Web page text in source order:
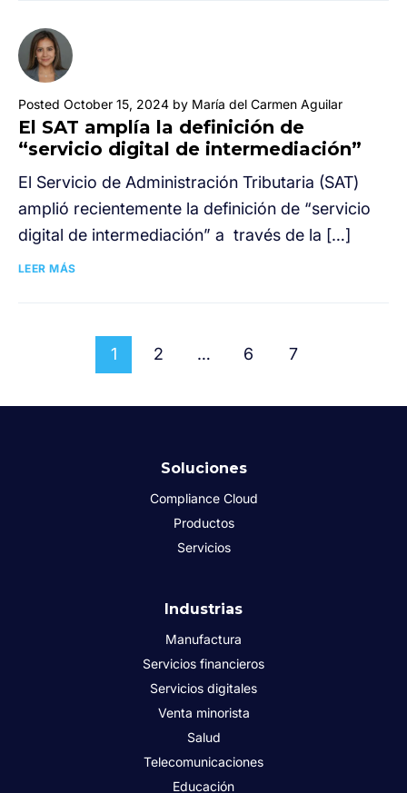
Posted October 15, 2024 by María del Carmen Aguilar
El SAT amplía la definición de
“servicio digital de intermediación”
El Servicio de Administración Tributaria (SAT)
amplió recientemente la definición de “servicio
digital de intermediación” a través de la […]
LEER MÁS
1 2 … 6 7
Soluciones
Compliance Cloud
Productos
Servicios
Industrias
Manufactura
Servicios financieros
Servicios digitales
Venta minorista
Salud
Telecomunicaciones
Educación